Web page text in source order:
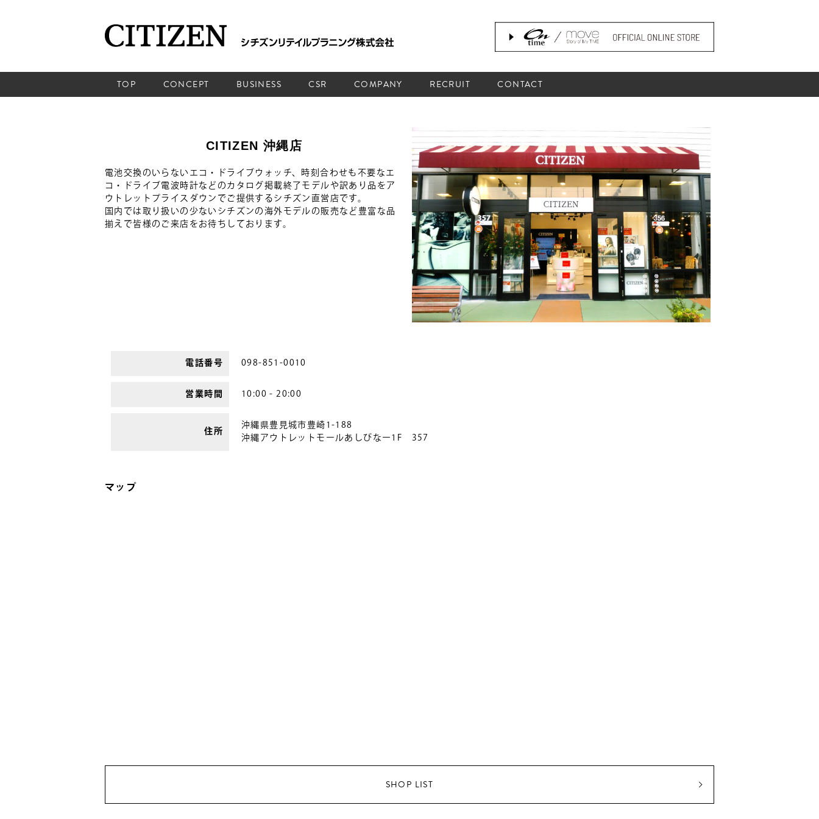
TOP CONCEPT BUSINESS CSR COMPANY RECRUIT CONTACT
CITIZEN 沖縄店
電池交換のいらないエコ・ドライブウォッチ、時刻合わせも不要なエ
コ・ドライブ電波時計などのカタログ掲載終了モデルや訳あり品をア
ウトレットプライスダウンでご提供するシチズン直営店です。
国内では取り扱いの少ないシチズンの海外モデルの販売など豊富な品
揃えで皆様のご来店をお待ちしております。
電話番号 098-851-0010
営業時間 10:00 - 20:00
住所
沖縄県豊見城市豊崎1-188
沖縄アウトレットモールあしびなー1F 357
マップ
SHOP LIST